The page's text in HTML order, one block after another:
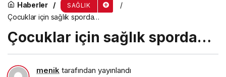
Haberler SAĞLIK
Çocuklar için sağlık sporda…
Çocuklar için sağlık sporda…
menik tarafından yayınlandı